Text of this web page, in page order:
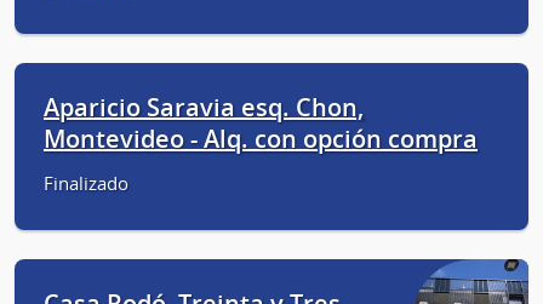
Aparicio Saravia esq. Chon,
Montevideo - Alq. con opción compra
Finalizado